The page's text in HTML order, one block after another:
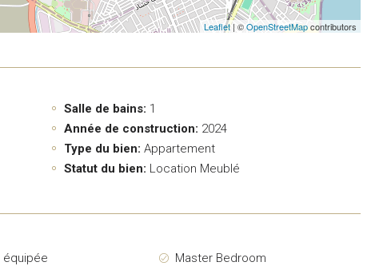
Leaflet| ©OpenStreetMapcontributors
Salle de bains: 1
Année de construction: 2024
Type du bien: Appartement
Statut du bien: Location Meublé
équipée
Master Bedroom